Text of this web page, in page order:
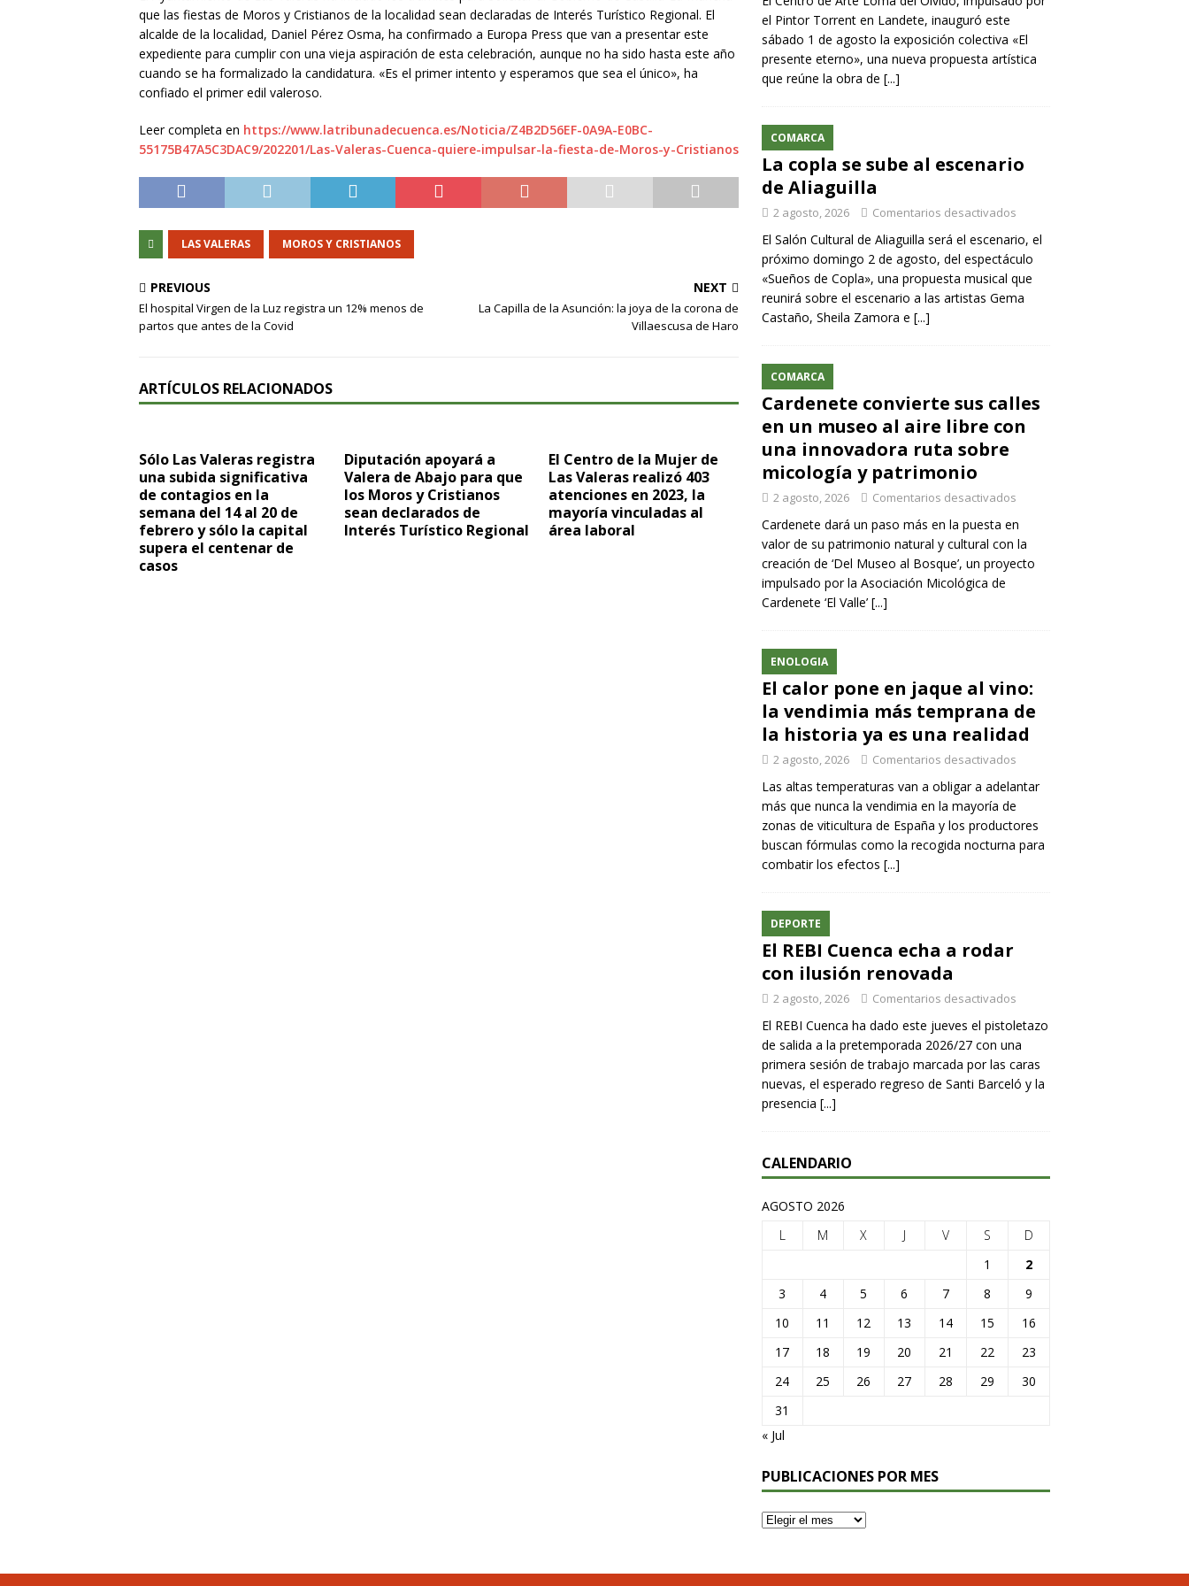
que las fiestas de Moros y Cristianos de la localidad sean declaradas de Interés Turístico Regional. El
alcalde de la localidad, Daniel Pérez Osma, ha confirmado a Europa Press que van a presentar este
expediente para cumplir con una vieja aspiración de esta celebración, aunque no ha sido hasta este año
cuando se ha formalizado la candidatura. «Es el primer intento y esperamos que sea el único», ha
confiado el primer edil valeroso.
Leer completa en https://www.latribunadecuenca.es/Noticia/Z4B2D56EF-0A9A-E0BC-
55175B47A5C3DAC9/202201/Las-Valeras-Cuenca-quiere-impulsar-la-fiesta-de-Moros-y-Cristianos
LAS VALERAS MOROS Y CRISTIANOS
PREVIOUS
El hospital Virgen de la Luz registra un 12% menos de
partos que antes de la Covid
NEXT
La Capilla de la Asunción: la joya de la corona de
Villaescusa de Haro
ARTÍCULOS RELACIONADOS
Sólo Las Valeras registra
una subida significativa
de contagios en la
semana del 14 al 20 de
febrero y sólo la capital
supera el centenar de
casos
Diputación apoyará a
Valera de Abajo para que
los Moros y Cristianos
sean declarados de
Interés Turístico Regional
El Centro de la Mujer de
Las Valeras realizó 403
atenciones en 2023, la
mayoría vinculadas al
área laboral
el Pintor Torrent en Landete, inauguró este
sábado 1 de agosto la exposición colectiva «El
presente eterno», una nueva propuesta artística
que reúne la obra de [...]
COMARCA
La copla se sube al escenario
de Aliaguilla
2 agosto, 2026 Comentarios desactivados
El Salón Cultural de Aliaguilla será el escenario, el
próximo domingo 2 de agosto, del espectáculo
«Sueños de Copla», una propuesta musical que
reunirá sobre el escenario a las artistas Gema
Castaño, Sheila Zamora e [...]
COMARCA
Cardenete convierte sus calles
en un museo al aire libre con
una innovadora ruta sobre
micología y patrimonio
2 agosto, 2026 Comentarios desactivados
Cardenete dará un paso más en la puesta en
valor de su patrimonio natural y cultural con la
creación de ‘Del Museo al Bosque’, un proyecto
impulsado por la Asociación Micológica de
Cardenete ‘El Valle’ [...]
ENOLOGIA
El calor pone en jaque al vino:
la vendimia más temprana de
la historia ya es una realidad
2 agosto, 2026 Comentarios desactivados
Las altas temperaturas van a obligar a adelantar
más que nunca la vendimia en la mayoría de
zonas de viticultura de España y los productores
buscan fórmulas como la recogida nocturna para
combatir los efectos [...]
DEPORTE
El REBI Cuenca echa a rodar
con ilusión renovada
2 agosto, 2026 Comentarios desactivados
El REBI Cuenca ha dado este jueves el pistoletazo
de salida a la pretemporada 2026/27 con una
primera sesión de trabajo marcada por las caras
nuevas, el esperado regreso de Santi Barceló y la
presencia [...]
CALENDARIO
AGOSTO 2026
L
M X J V S
D
1
2
3
4 5 6 7 8
9
10
11 12 13 14 15
16
17
18 19 20 21 22
23
24
25 26 27 28 29
30
31
« Jul
PUBLICACIONES POR MES